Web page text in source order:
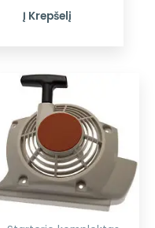
Į Krepšelį